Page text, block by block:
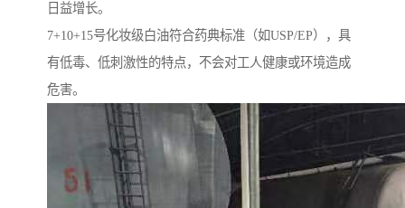
日益增长。
7+10+15号化妆级白油符合药典标准（如USP/EP），具
有低毒、低刺激性的特点，不会对工人健康或环境造成
危害。